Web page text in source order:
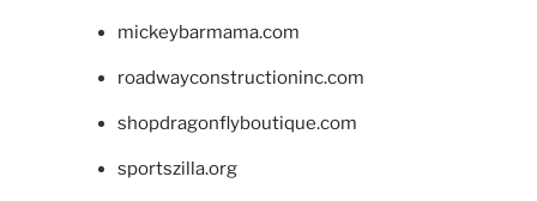
mickeybarmama.com
roadwayconstructioninc.com
shopdragonflyboutique.com
sportszilla.org